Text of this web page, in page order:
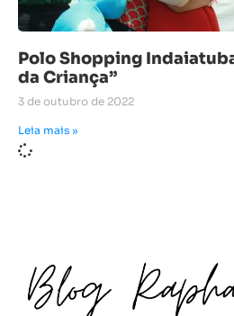
Polo Shopping
da Criança”
3 de outubro de 2022
Leia mais »